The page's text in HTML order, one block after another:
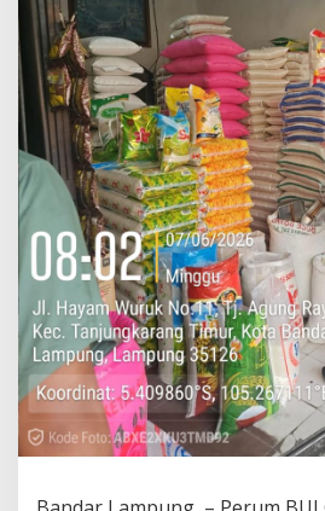
G
e
l
o
n
t
o
r
k
a
n
B
e
r
a
s
S
P
H
P